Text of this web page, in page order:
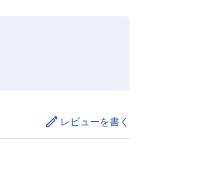
レビューを書く